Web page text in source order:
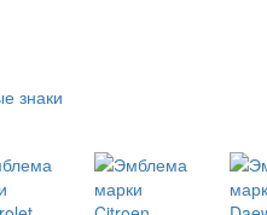
знаки